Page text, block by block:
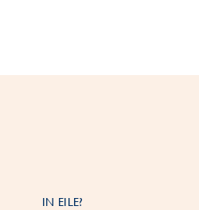
IN EILE?